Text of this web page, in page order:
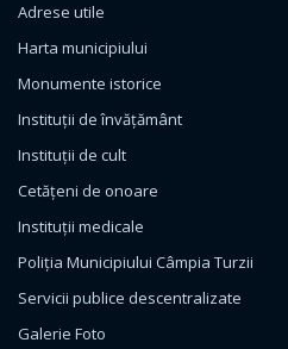
Adrese utile
Harta municipiului
Monumente istorice
Instituții de învățământ
Instituții de cult
Cetățeni de onoare
Instituții medicale
Poliția Municipiului Câmpia Turzii
Servicii publice descentralizate
Galerie Foto